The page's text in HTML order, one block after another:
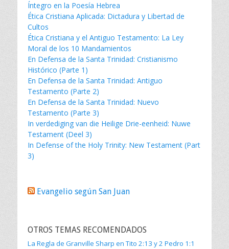
Íntegro en la Poesía Hebrea
Ética Cristiana Aplicada: Dictadura y Libertad de
Cultos
Ética Cristiana y el Antiguo Testamento: La Ley
Moral de los 10 Mandamientos
En Defensa de la Santa Trinidad: Cristianismo
Histórico (Parte 1)
En Defensa de la Santa Trinidad: Antiguo
Testamento (Parte 2)
En Defensa de la Santa Trinidad: Nuevo
Testamento (Parte 3)
In verdediging van die Heilige Drie-eenheid: Nuwe
Testament (Deel 3)
In Defense of the Holy Trinity: New Testament (Part
3)
Evangelio según San Juan
OTROS TEMAS RECOMENDADOS
La Regla de Granville Sharp en Tito 2:13 y 2 Pedro 1:1